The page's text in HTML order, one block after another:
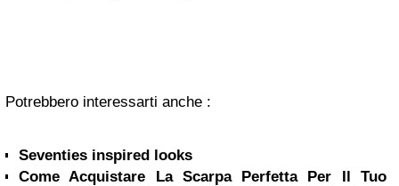
Potrebbero interessarti anche :
Seventies inspired looks
Come Acquistare La Scarpa Perfetta Per Il Tuo